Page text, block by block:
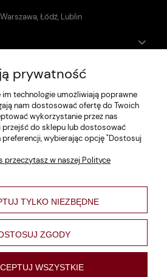
Łódź, Lublin
prywatność
technologie umożliwiają poprawne
nam dostosować ofertę do Twoich
wykorzystanie przez nas
do sklepu lub dostosować
wybierając opcję "Dostosuj
przeczytasz w naszej Polityce
TYLKO NIEZBĘDNE
ZGODY
WSZYSTKIE